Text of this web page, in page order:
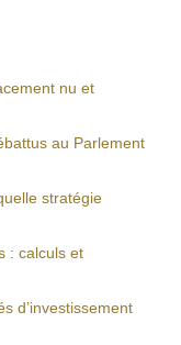
nu et
au Parlement
stratégie
: calculs et
d’investissement